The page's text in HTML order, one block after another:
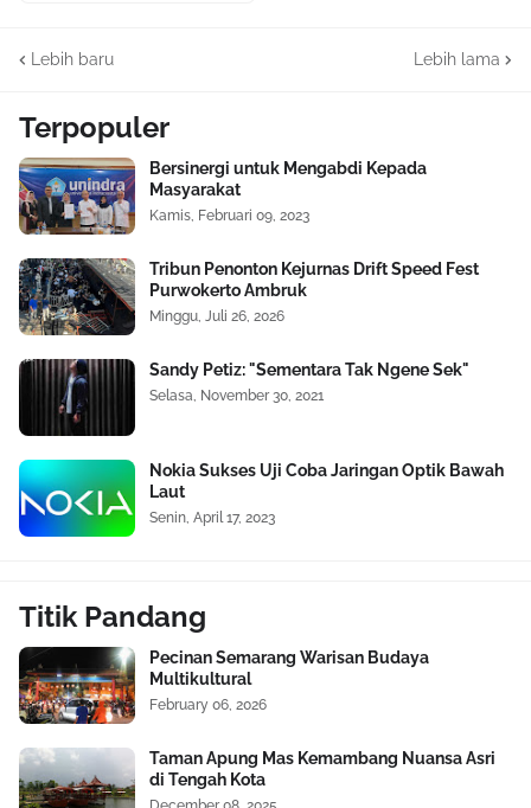
Lebih baru Lebih lama
Terpopuler
Bersinergi untuk Mengabdi Kepada
Masyarakat
Kamis, Februari 09, 2023
Tribun Penonton Kejurnas Drift Speed Fest
Purwokerto Ambruk
Minggu, Juli 26, 2026
Sandy Petiz: "Sementara Tak Ngene Sek"
Selasa, November 30, 2021
Nokia Sukses Uji Coba Jaringan Optik Bawah
Laut
Senin, April 17, 2023
Titik Pandang
Pecinan Semarang Warisan Budaya
Multikultural
February 06, 2026
Taman Apung Mas Kemambang Nuansa Asri
di Tengah Kota